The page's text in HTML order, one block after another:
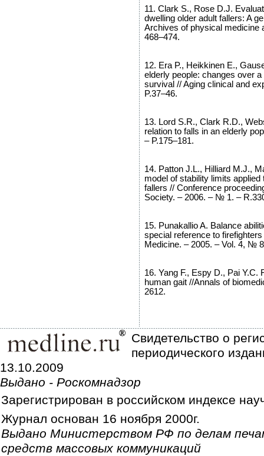
11. Clark S., Rose D.J.
dwelling older adult fallers: A
Archives of physical medicine
468–474.
12. Era P., Heikkinen E.,
elderly people: changes over
survival // Aging clinical and
P.37–46.
13. Lord S.R., Clark R.D.,
relation to falls in an elderly
– P.175–181.
14. Patton J.L., Hilliard M.J.,
model of stability limits
fallers // Conference
Society. – 2006. – № 1. –
15. Punakallio A. Balance
special reference to
Medicine. – 2005. – Vol. 4, №
16. Yang F., Espy D., Pai Y.C.
human gait //Annals of
2612.
Свидетельство о
периодического
13.10.2009
Выдано - Роскомнадзор
Зарегистрирован в российском индексе
Журнал основан 16 ноября 2000г.
Выдано Министерством РФ по делам
средств массовых коммуникаций